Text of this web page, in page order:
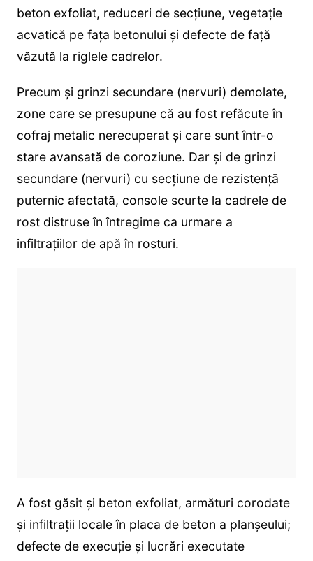
beton exfoliat, reduceri de secțiune, vegetație
acvatică pe fața betonului și defecte de față
văzută la riglele cadrelor.
Precum și grinzi secundare (nervuri) demolate,
zone care se presupune că au fost refăcute în
cofraj metalic nerecuperat și care sunt într-o
stare avansată de coroziune. Dar și de grinzi
secundare (nervuri) cu secțiune de rezistențā
puternic afectată, console scurte la cadrele de
rost distruse în întregime ca urmare a
infiltrațiilor de apă în rosturi.
A fost găsit și beton exfoliat, armături corodate
și infiltrații locale în placa de beton a planşeului;
defecte de execuție și lucrări executate